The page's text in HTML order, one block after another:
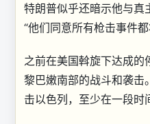
特朗普似乎还暗示他与真
“他们同意所有枪击事件
之前在美国斡旋下达成的
黎巴嫩南部的战斗和袭击
击以色列，至少在一段时